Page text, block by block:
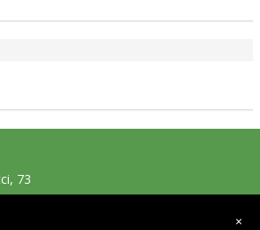
InBlu2000 traccia il bilancio della stagione
73
×